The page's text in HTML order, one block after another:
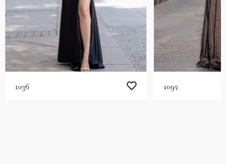
1036 1092